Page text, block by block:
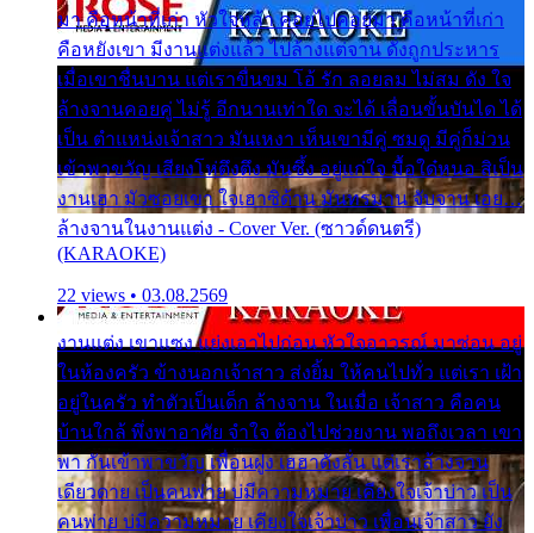
มา คือหน้าที่เก่า หัวใจหล้า คอยไปคอยมา คือหน้าที่เก่า
คือหยังเขา มีงานแต่งแล้ว ไปล้างแต่จาน ดั่งถูกประหาร
เมื่อเขาชื่นบาน แต่เราขื่นขม โอ้ รัก ลอยลม ไม่สม ดัง ใจ
ล้างจานคอยคู่ ไม่รู้ อีกนานเท่าใด จะได้ เลื่อนขั้นบันได ได้
เป็น ตำแหน่งเจ้าสาว มันเหงา เห็นเขามีคู่ ซมดู มีคู่ก็ม่วน
เข้าพาขวัญ เสียงโห่ตึงตึง มันซึ้ง อยู่แก่ใจ มื้อใด๋หนอ สิเป็น
งานเฮา มัวซอยเขา ใจเฮาซิด้าน มันทรมาน จับจาน เอย…
ล้างจานในงานแต่ง - Cover Ver. (ซาวด์ดนตรี)
(KARAOKE)
22 views • 03.08.2569
งานแต่ง เขาแซง แย่งเอาไปก่อน หัวใจอาวรณ์ มาซ่อน อยู่
ในห้องครัว ข้างนอกเจ้าสาว ส่งยิ้ม ให้คนไปทั่ว แต่เรา เฝ้า
อยู่ในครัว ทำตัวเป็นเด็ก ล้างจาน ในเมื่อ เจ้าสาว คือคน
บ้านใกล้ พึ่งพาอาศัย จำใจ ต้องไปช่วยงาน พอถึงเวลา เขา
พา กันเข้าพาขวัญ เพื่อนฝูง เฮฮาดังลั่น แต่เราล้างจาน
เดียวดาย เป็นคนพ่าย บ่มีความหมาย เคียงใจเจ้าบ่าว เป็น
คนพ่าย บ่มีความหมาย เคียงใจเจ้าบ่าว เพื่อนเจ้าสาว ยัง